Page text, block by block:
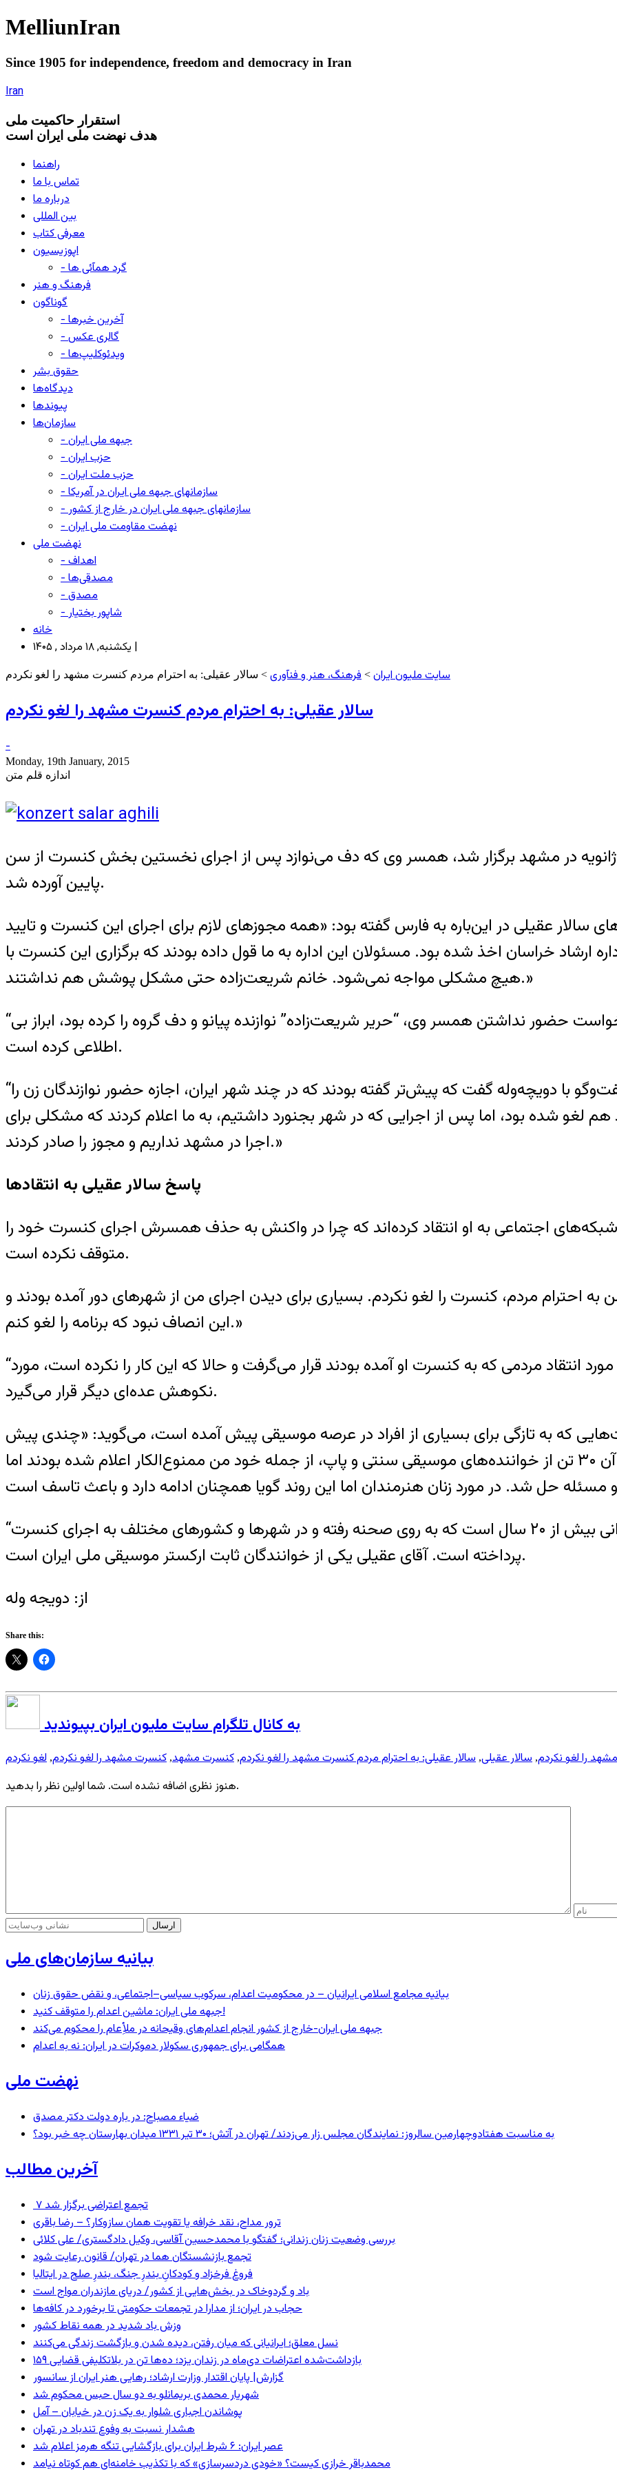
MelliunIran
Since 1905 for independence, freedom and democracy in Iran
Iran
استقرار حاکميت ملی
هدف نهضت ملی ایران است
راهنما
تماس با ما
درباره ما
بین المللی
معرفی کتاب
اپوزیسیون
- گرد همآئی ها
فرهنگ و هنر
گوناگون
- آخرین خبرها
- گالری عکس
- ویدئوکلیپ‌ها
حقوق بشر
دیدگاه‌ها
پیوندها
سازمان‌ها
- جبهه ملی ایران
- حزب ایران
- حزب ملت ایران
- سازمانهای جبهه ملی ایران در آمریکا
- سازمانهای جبهه ملی ایران در خارج از کشور
- نهضت مقاومت ملی ایران
نهضت ملی
- اهداف
- مصدقی‌ها
- مصدق
- شاپور بختیار
خانه
یکشنبه, ۱۸ مرداد , ۱۴۰۵ |
سایت ملیون ایران > فرهنگ، هنر و فنآوری > سالار عقیلی: به احترام مردم کنسرت مشهد را لغو نکردم
سالار عقیلی: به احترام مردم کنسرت مشهد را لغو نکردم
-
Monday, 19th January, 2015
اندازه قلم متن
که در روز ۲۲ دی / ۱۲ ژانویه در مشهد برگزار شد، همسر وی که دف می‌نوازد پس از اجرای نخستین بخش کنسرت از سن
پایین آورده شد.
سالار عقیلی در این‌باره به فارس گفته بود: «همه مجوزهای لازم برای اجرای این کنسرت و تایید
ارشاد خراسان اخذ شده بود. مسئولان این اداره به ما قول داده بودند که برگزاری این کنسرت با
هیچ مشکلی مواجه نمی‌شود. خانم شریعت‌زاده حتی مشکل پوشش هم نداشتند.»
“سالار عقیلی” هم از این‌که چه فرد یا سازمانی درخواست حضور نداشتن همسر وی، “حریر شریعت‌زاده” نوازنده پیانو و دف گروه را کرده بود، ابراز بی
اطلاعی کرده است.
“سالار عقیلی” خواننده موسیقی سنتی ایران در گفت‌وگو با دویچه‌وله گفت ‌که پیش‌تر گفته بودند که در چند شهر ایران، اجازه حضور نوازندگان زن را
لغو شده بود، اما پس از اجرایی که در شهر بجنورد داشتیم، به ما اعلام کردند که مشکلی برای
اجرا در مشهد نداریم و مجوز را صادر کردند.»
پاسخ سالار عقیلی به انتقادها
اجتماعی به او انتقاد کرده‌اند که چرا در واکنش به حذف همسرش اجرای کنسرت خود را
متوقف نکرده است.
به احترام مردم، کنسرت را لغو نکردم. بسیاری برای دیدن اجرای من از شهرهای دور آمده بودند و
این انصاف نبود که برنامه را لغو کنم.»
“سالار عقیلی” می‌گوید، اگر کنسرت را لغو می‌کرد، مورد انتقاد مردمی که به کنسرت او آمده بودند قرار می‌گرفت و حالا که این کار را نکرده است، مورد
نکوهش عده‌ای دیگر قرار می‌گیرد.
که به تازگی برای بسیاری از افراد در عرصه موسیقی پیش آمده است، می‌گوید: «چندی پیش
نامه‌‌ای از سوی اداره اماکن منتشر شد که در آن ۳۰ تن از خواننده‌های موسیقی سنتی و پاپ، از جمله خود من ممنوع‌الکار اعلام شده بودند اما
“سالار عقیلی” خواننده موسیقی سنتی ایرانی بیش از ۲۰ سال است که به روی صحنه رفته و در شهرها و کشورهای مختلف به اجرای کنسرت
پرداخته است. آقای عقیلی یکی از خوانندگان ثابت ارکستر موسیقی ملی ایران است.
از: دویجه وله
Share this:
به کانال تلگرام سایت ملیون ایران بپیوندید
را لغو نکردم, سالار عقیلی, سالار عقیلی: به احترام مردم کنسرت مشهد را لغو نکردم, کنسرت مشهد, کنسرت مشهد را لغو نکردم, لغو نکردم
هنوز نظری اضافه نشده است. شما اولین نظر را بدهید.
بیانیه سازمان‌های ملی
بیانیه مجامع اسلامی ایرانیان – در محکومیت اعدام، سرکوب سیاسی–اجتماعی، و نقض حقوق زنان
جبهه ملی ایران: ماشین اعدام را متوقف کنید!
جبهه ملی ایران-خارج از کشور انجام اعدام‌های وقیحانه در ملأِعام را محکوم می‌کند
همگامی برای جمهوری سکولار دموکرات در ایران: نه به اعدام
نهضت ملی
ضیاء مصباح: در باره دولت دکتر مصدق
به مناسبت هفتادوچهارمین سالروز: نمایندگان مجلس زار می‌زدند/ تهران در آتش؛ ۳۰ تیر ۱۳۳۱ میدان بهارستان چه خبر بود؟
آخرین مطالب
۷ تجمع اعتراضی برگزار شد
ترور مداح، نقد خرافه یا تقویت همان سازوکار؟ – رضا باقری
بررسی وضعیت زنان زندانی؛ گفتگو با محمدحسین آقاسی، وکیل دادگستری/ علی کلائی
تجمع بازنشستگان هما در تهران/ قانون رعایت شود
فروغ فرخزاد و کودکانِ بندرِ جنگ، بندرِ صلح در ایتالیا
باد و گردوخاک در بخش‌هایی از کشور/ دریای مازندران مواج است
حجاب در ایران؛ از مدارا در تجمعات حکومتی تا برخورد در کافه‌ها
وزش باد شدید در همه نقاط کشور
نسل معلق؛ ایرانیانی که میان رفتن، دیده شدن و بازگشت زندگی می‌کنند
۱۵۹ بازداشت‌شده اعتراضات دی‌ماه در زندان یزد؛ ده‌ها تن در بلاتکلیفی قضایی
گزارش| پایان اقتدار وزارت ارشاد؛ رهایی هنر ایران از سانسور
شهریار محمدی بریمانلو به دو سال حبس محکوم شد
پوشاندن اجباری شلوار به یک زن در خیابان – آمل
هشدار نسبت به وفوع تندباد در تهران
عصر ایران: ۶ شرط ایران برای بازگشایی تنگه هرمز اعلام شد
محمدباقر خرازی کیست؟ «خودیِ دردسرسازی» که با تکذیب خامنه‌ای هم کوتاه نیامد